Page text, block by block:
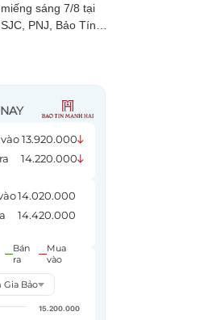
miếng sáng 7/8 tại
SJC, PNJ, Bảo Tín